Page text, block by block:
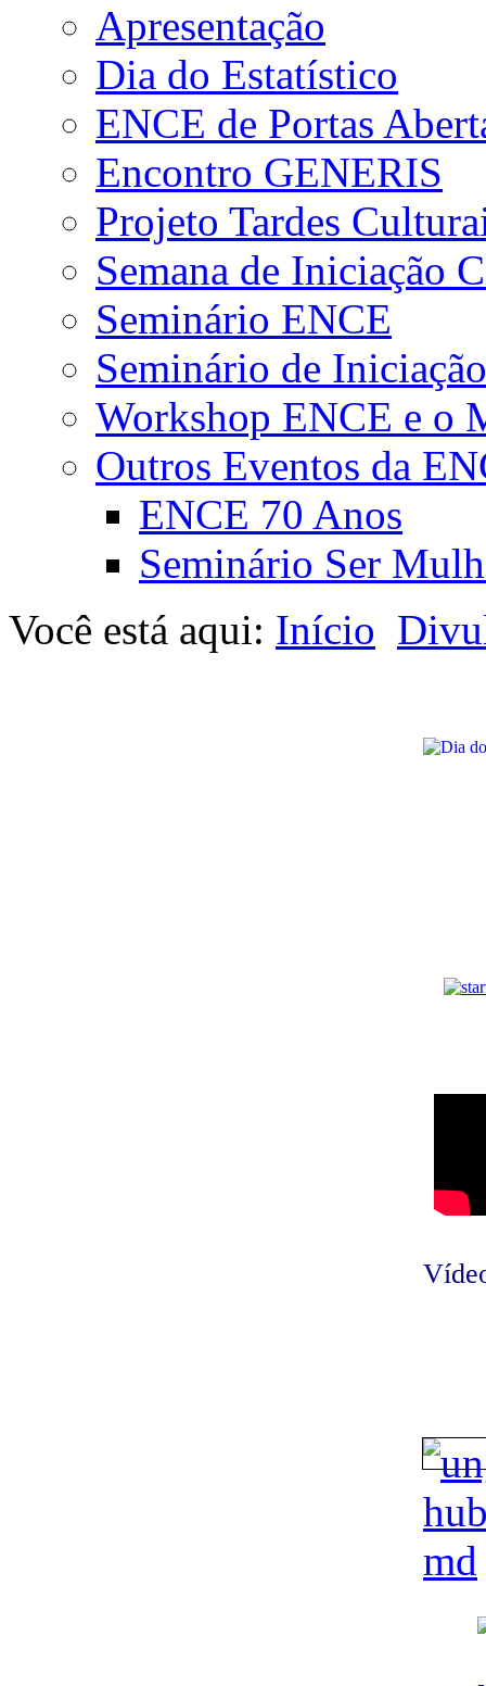
Apresentação
Dia do Estatístico
ENCE de Portas
Encontro GENERIS
Projeto Tardes
Semana de Iniciação
Seminário ENCE
Seminário de
Workshop ENCE e o
Outros Eventos da
ENCE 70 Anos
Seminário Ser
Você está aqui: Início